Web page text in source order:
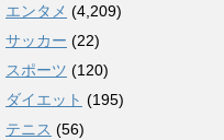
エンタメ (4,209)
サッカー (22)
スポーツ (120)
ダイエット (195)
テニス (56)